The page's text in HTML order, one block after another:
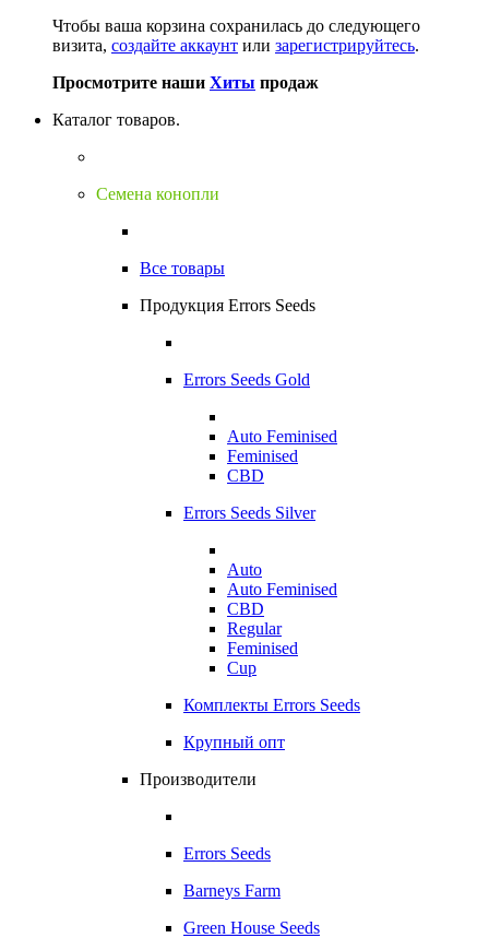
Чтобы ваша корзина сохранилась до следующего
визита, создайте аккаунт или зарегистрируйтесь.
Просмотрите наши Хиты продаж
Каталог товаров.
Семена конопли
Все товары
Продукция Errors Seeds
Errors Seeds Gold
Auto Feminised
Feminised
CBD
Errors Seeds Silver
Auto
Auto Feminised
CBD
Regular
Feminised
Cup
Комплекты Errors Seeds
Крупный опт
Производители
Errors Seeds
Barneys Farm
Green House Seeds